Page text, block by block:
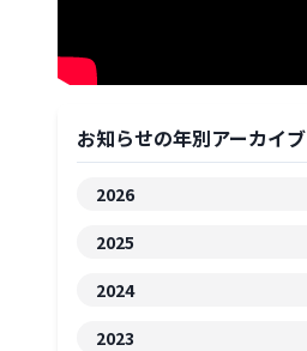
お知らせの年別アーカイブ
2026
2025
2024
2023